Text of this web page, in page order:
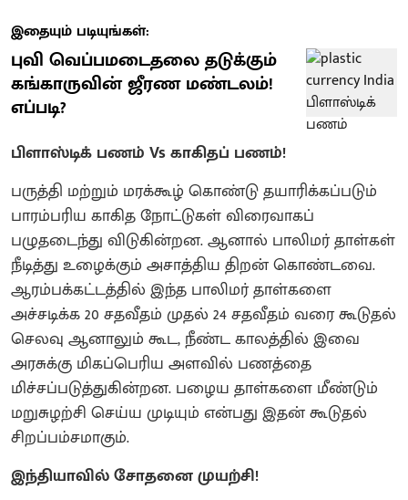
இதையும் படியுங்கள்:
புவி வெப்பமடைதலை தடுக்கும்
கங்காருவின் ஜீரண மண்டலம்!
எப்படி?
பிளாஸ்டிக் பணம் Vs காகிதப் பணம்!
பருத்தி மற்றும் மரக்கூழ் கொண்டு தயாரிக்கப்படும்
பாரம்பரிய காகித நோட்டுகள் விரைவாகப்
பழுதடைந்து விடுகின்றன. ஆனால் பாலிமர் தாள்கள்
நீடித்து உழைக்கும் அசாத்திய திறன் கொண்டவை.
ஆரம்பக்கட்டத்தில் இந்த பாலிமர் தாள்களை
அச்சடிக்க 20 சதவீதம் முதல் 24 சதவீதம் வரை கூடுதல்
செலவு ஆனாலும் கூட, நீண்ட காலத்தில் இவை
அரசுக்கு மிகப்பெரிய அளவில் பணத்தை
மிச்சப்படுத்துகின்றன. பழைய தாள்களை மீண்டும்
மறுசுழற்சி செய்ய முடியும் என்பது இதன் கூடுதல்
சிறப்பம்சமாகும்.
இந்தியாவில் சோதனை முயற்சி!